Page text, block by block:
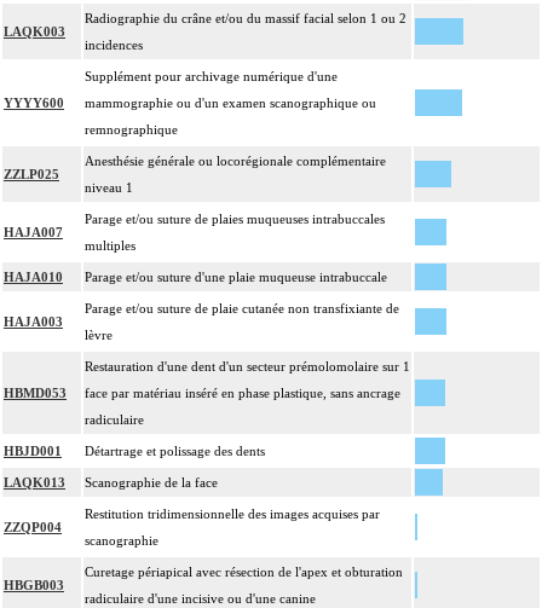
LAQK003
Radiographie du crâne et/ou du massif facial selon 1 ou 2
incidences
YYYY600
Supplément pour archivage numérique d'une
mammographie ou d'un examen scanographique ou
remnographique
ZZLP025
Anesthésie générale ou locorégionale complémentaire
niveau 1
HAJA007
Parage et/ou suture de plaies muqueuses intrabuccales
multiples
HAJA010 Parage et/ou suture d'une plaie muqueuse intrabuccale
HAJA003
Parage et/ou suture de plaie cutanée non transfixiante de
lèvre
HBMD053
Restauration d'une dent d'un secteur prémolomolaire sur 1
face par matériau inséré en phase plastique, sans ancrage
radiculaire
HBJD001 Détartrage et polissage des dents
LAQK013 Scanographie de la face
ZZQP004
Restitution tridimensionnelle des images acquises par
scanographie
HBGB003
Curetage périapical avec résection de l'apex et obturation
radiculaire d'une incisive ou d'une canine